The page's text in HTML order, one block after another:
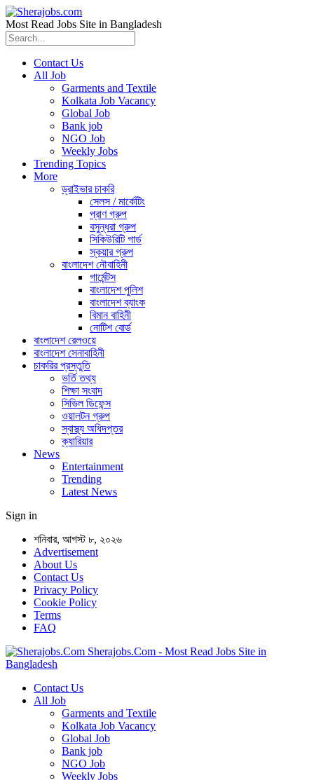
Most Read Jobs Site in Bangladesh
Contact Us
All Job
Garments and Textile
Kolkata Job Vacancy
Global Job
Bank job
NGO Job
Weekly Jobs
Trending Topics
More
ড্রাইভার চাকরি
সেলস / মার্কেটিং
প্রাণ গ্রুপ
বসুন্ধরা গ্রুপ
সিকিউরিটি গার্ড
স্কয়ার গ্রুপ
বাংলাদেশ নৌবাহিনী
গার্মেন্টস
বাংলাদেশ পুলিশ
বাংলাদেশ ব্যাংক
বিমান বাহিনী
নোটিশ বোর্ড
বাংলাদেশ রেলওয়ে
বাংলাদেশ সেনাবাহিনী
চাকরির প্রস্তুতি
ভর্তি তথ্য
শিক্ষা সংবাদ
সিভিল ডিফেন্স
ওয়ালটন গ্রুপ
স্বাস্থ্য অধিদপ্তর
ক্যারিয়ার
News
Entertainment
Trending
Latest News
Sign in
শনিবার, আগস্ট ৮, ২০২৬
Advertisement
About Us
Contact Us
Privacy Policy
Cookie Policy
Terms
FAQ
Sherajobs.Com - Most Read Jobs Site in
Bangladesh
Contact Us
All Job
Garments and Textile
Kolkata Job Vacancy
Global Job
Bank job
NGO Job
Weekly Jobs